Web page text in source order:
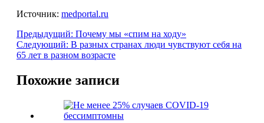
Источник: medportal.ru
Предыдущий: Почему мы «спим на ходу»
Следующий: В разных странах люди чувствуют себя на
65 лет в разном возрасте
Похожие записи